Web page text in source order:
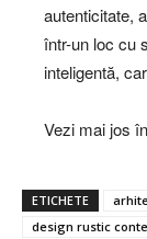
autenticitate,
într-un loc cu
inteligentă,
Vezi mai jos
ETICHETE
design rustic